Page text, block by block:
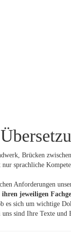
Brücken
sprachliche
Anforderungen
jeweiligen
es sich um wichtige
sind Ihre Texte und